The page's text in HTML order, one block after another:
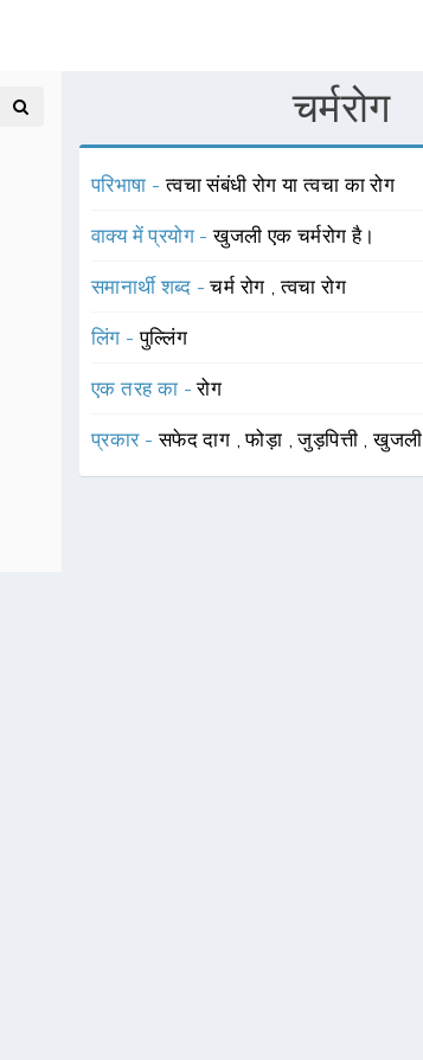
चर्मरोग
परिभाषा -त्वचा संबंधी रोग या त्वचा का रोग
वाक्य में प्रयोग -खुजली एक चर्मरोग है।
समानार्थी शब्द -चर्म रोग ,त्वचा रोग
लिंग -पुल्लिंग
एक तरह का -रोग
प्रकार -सफेद दाग ,फोड़ा ,जुड़पित्ती ,खुजली